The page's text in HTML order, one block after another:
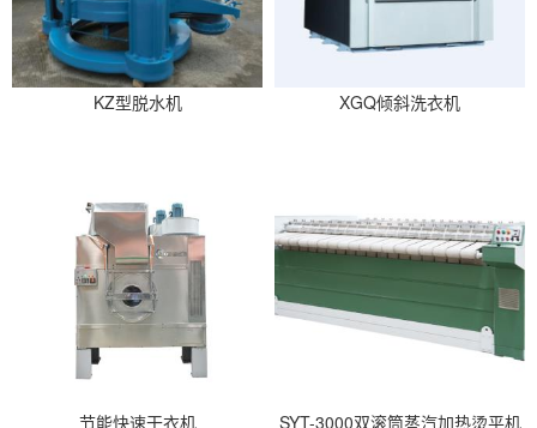
KZ型脱水机
节能快速干衣机
XGQ倾斜洗衣机
SYT-3000双滚筒蒸汽加热烫平机